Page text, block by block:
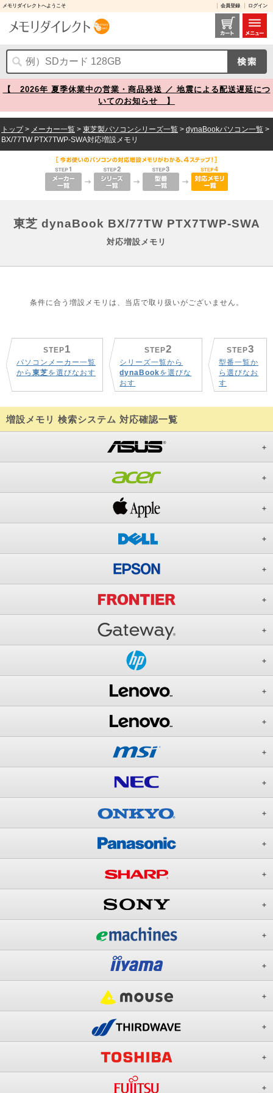
メモリダイレクトへようこそ 会員登録 ログイン
東芝 dynaBook BX/77TW PTX7TWP-SWA 対応増設メモリ メモリダイレクト
【 2026年 夏季休業中の営業・商品発送 ／ 地震による配送遅延につ
いてのお知らせ 】
トップ> メーカー一覧 > 東芝製パソコンシリーズ一覧 > dynaBookパソコン一覧 >
BX/77TW PTX7TWP-SWA対応増設メモリ
東芝 dynaBook BX/77TW PTX7TWP-SWA
対応増設メモリ
条件に合う増設メモリは、当店で取り扱いがございません。
STEP1
パソコンメーカー一覧
から 東芝を選びなおす
STEP2
シリーズ一覧から
dynaBookを選びな
おす
STEP3
型番一覧か
ら選びなお
す
増設メモリ 検索システム 対応確認一覧